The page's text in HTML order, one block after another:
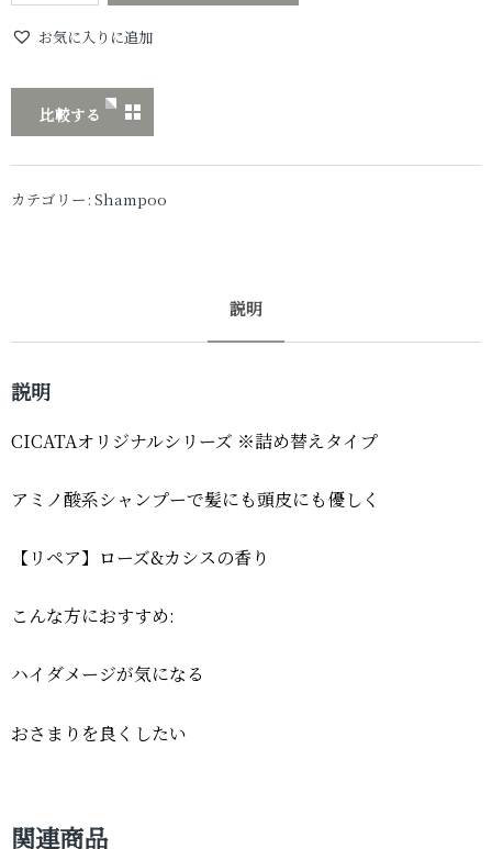
お気に入りに追加
比較する
カテゴリー: Shampoo
説明
説明
CICATAオリジナルシリーズ ※詰め替えタイプ
アミノ酸系シャンプーで髪にも頭皮にも優しく
【リペア】ローズ&カシスの香り
こんな方におすすめ:
ハイダメージが気になる
おさまりを良くしたい
関連商品